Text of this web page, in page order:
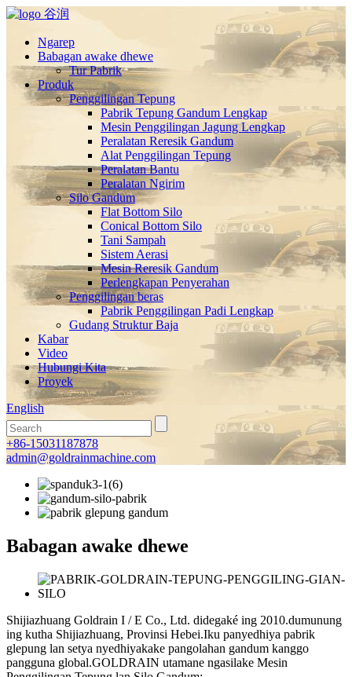
Ngarep
Babagan awake dhewe
Tur Pabrik
Produk
Penggilingan Tepung
Pabrik Tepung Gandum Lengkap
Mesin Penggilingan Jagung Lengkap
Peralatan Reresik Gandum
Alat Penggilingan Tepung
Peralatan Bantu
Peralatan Ngirim
Silo Gandum
Flat Bottom Silo
Conical Bottom Silo
Tani Sampah
Sistem Aerasi
Mesin Reresik Gandum
Perlengkapan Penyerahan
Penggilingan beras
Pabrik Penggilingan Padi Lengkap
Gudang Struktur Baja
Kabar
Video
Hubungi Kita
Proyek
English
+86-15031187878
admin@goldrainmachine.com
Babagan awake dhewe
Shijiazhuang Goldrain I / E Co., Ltd. didegaké ing 2010.dumunung
ing kutha Shijiazhuang, Provinsi Hebei.Iku panyedhiya pabrik
glepung lan setya nyedhiyakake pangolahan gandum kanggo
pangguna global.GOLDRAIN utamane ngasilake Mesin